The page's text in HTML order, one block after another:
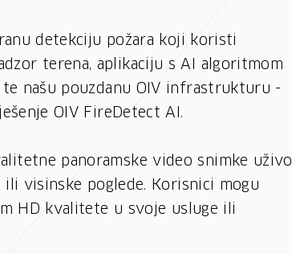
detekciju požara koji koristi
terena, aplikaciju s AI algoritmom
našu pouzdanu OIV infrastrukturu -
OIV FireDetect AI.
panoramske video snimke uživo
ili visinske poglede. Korisnici mogu
HD kvalitete u svoje usluge ili